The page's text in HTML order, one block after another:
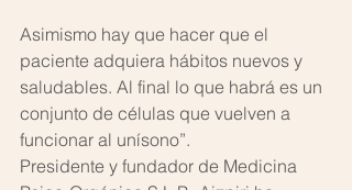
Asimismo hay que hacer que el
paciente adquiera hábitos nuevos y
saludables. Al final lo que habrá es un
conjunto de células que vuelven a
funcionar al unísono”.
Presidente y fundador de Medicina